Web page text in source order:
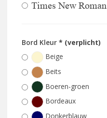
Times New Roman
Bord Kleur * (verplicht)
Beige
Beits
Boeren-groen
Bordeaux
Donkerblauw